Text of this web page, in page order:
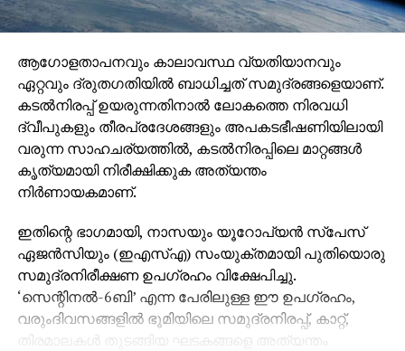
ആഗോളതാപനവും കാലാവസ്ഥ വ്യതിയാനവും
ഏറ്റവും ദ്രുതഗതിയില്‍ ബാധിച്ചത് സമുദ്രങ്ങളെയാണ്.
കടല്‍നിരപ്പ് ഉയരുന്നതിനാല്‍ ലോകത്തെ നിരവധി
ദ്വീപുകളും തീരപ്രദേശങ്ങളും അപകടഭീഷണിയിലായി
വരുന്ന സാഹചര്യത്തില്‍, കടല്‍നിരപ്പിലെ മാറ്റങ്ങള്‍
കൃത്യമായി നിരീക്ഷിക്കുക അത്യന്തം
നിര്‍ണായകമാണ്.
ഇതിന്റെ ഭാഗമായി, നാസയും യൂറോപ്യന്‍ സ്പേസ്
ഏജന്‍സിയും (ഇഎസ്എ) സംയുക്തമായി പുതിയൊരു
സമുദ്രനിരീക്ഷണ ഉപഗ്രഹം വിക്ഷേപിച്ചു.
‘സെന്റിനല്‍-6ബി’ എന്ന പേരിലുള്ള ഈ ഉപഗ്രഹം,
വരുംദിവസങ്ങളില്‍ ഭൂമിയിലെ സമുദ്രനിരപ്പ്, കാറ്റ്,
തിരമാലകള്‍ തുടങ്ങിയ ഘടകങ്ങളെ അത്യന്തം